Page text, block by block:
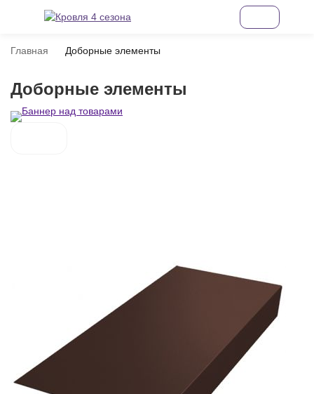
Главная Доборные элементы
Доборные элементы